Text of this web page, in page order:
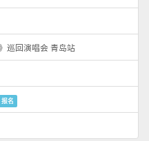
巡回演唱会 青岛站
报名